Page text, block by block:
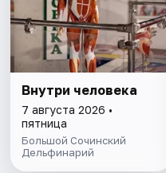
Внутри человека
7 августа 2026 •
пятница
Большой Сочинский
Дельфинарий